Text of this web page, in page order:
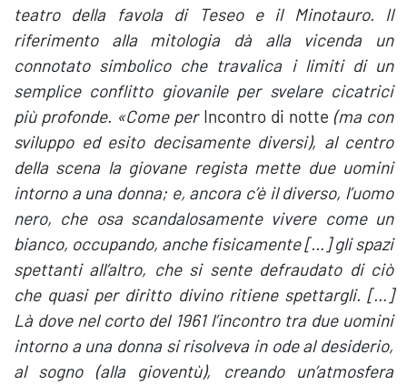
teatro della favola di Teseo e il Minotauro. Il
riferimento alla mitologia dà alla vicenda un
connotato simbolico che travalica i limiti di un
semplice conflitto giovanile per svelare cicatrici
più profonde. «Come perIncontro di notte (ma con
sviluppo ed esito decisamente diversi), al centro
della scena la giovane regista mette due uomini
intorno a una donna; e, ancora c’è il diverso, l’uomo
nero, che osa scandalosamente vivere come un
bianco, occupando, anche fisicamente […] gli spazi
spettanti all’altro, che si sente defraudato di ciò
che quasi per diritto divino ritiene spettargli. […]
Là dove nel corto del 1961 l’incontro tra due uomini
intorno a una donna si risolveva in ode al desiderio,
al sogno (alla gioventù), creando un’atmosfera